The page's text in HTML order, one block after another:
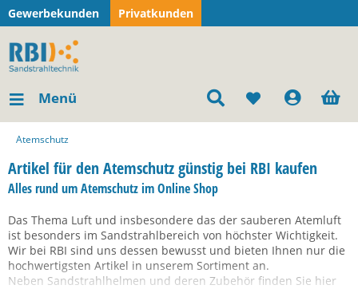
Gewerbekunden Privatkunden
Menü
Atemschutz
Artikel für den Atemschutz günstig bei RBI kaufen
Alles rund um Atemschutz im Online Shop
Das Thema Luft und insbesondere das der sauberen Atemluft
ist besonders im Sandstrahlbereich von höchster Wichtigkeit.
Wir bei RBI sind uns dessen bewusst und bieten Ihnen nur die
hochwertigsten Artikel in unserem Sortiment an.
Neben Sandstrahlhelmen und deren Zubehör finden Sie hier